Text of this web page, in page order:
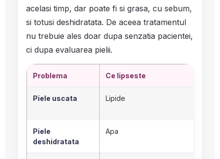
acelasi timp, dar poate fi si grasa, cu sebum,
si totusi deshidratata. De aceea tratamentul
nu trebuie ales doar dupa senzatia pacientei,
ci dupa evaluarea pielii.
Problema Ce lipseste
Piele uscata Lipide
Piele
deshidratata
Apa